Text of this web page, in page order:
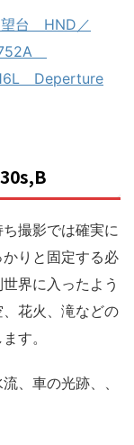
撮影では確実に
りと固定する必
界に入ったよう
花火、滝などの
す。
、車の光跡、、